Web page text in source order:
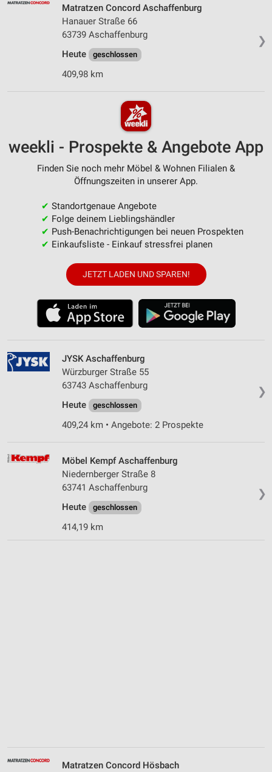
❯
Matratzen Concord Aschaffenburg
Hanauer Straße 66
63739 Aschaffenburg
Heute
geschlossen
409,98 km
weekli - Prospekte & Angebote App
Finden Sie noch mehr Möbel & Wohnen Filialen &
Öffnungszeiten in unserer App.
✔ Standortgenaue Angebote
✔ Folge deinem Lieblingshändler
✔ Push-Benachrichtigungen bei neuen Prospekten
✔ Einkaufsliste - Einkauf stressfrei planen
JETZT LADEN UND SPAREN!
❯
JYSK Aschaffenburg
Würzburger Straße 55
63743 Aschaffenburg
Heute
geschlossen
409,24 km • Angebote: 2 Prospekte
❯
Möbel Kempf Aschaffenburg
Niedernberger Straße 8
63741 Aschaffenburg
Heute
geschlossen
414,19 km
Matratzen Concord Hösbach